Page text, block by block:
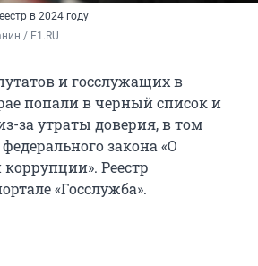
в 2024 году
/ E1.RU
и госслужащих в
попали в черный список и
за утраты доверия, в том
закона «О
Реестр
«Госслужба».